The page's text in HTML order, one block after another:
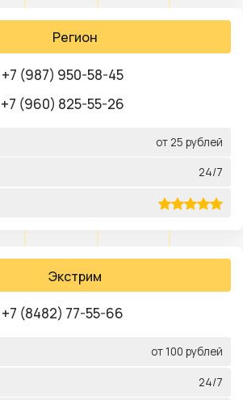
Регион
+7 (987) 950-58-45
+7 (960) 825-55-26
от 25 рублей
24/7
Экстрим
+7 (8482) 77-55-66
от 100 рублей
24/7